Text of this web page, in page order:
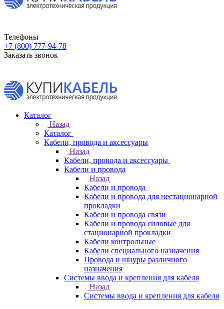
Телефоны
+7 (800) 777-94-78
Заказать звонок
Каталог
Назад
Каталог
Кабели, провода и аксессуары
Назад
Кабели, провода и аксессуары
Кабели и провода
Назад
Кабели и провода
Кабели и провода для нестационарной
прокладки
Кабели и провода связи
Кабели и провода силовые для
стационарной прокладки
Кабели контрольные
Кабели специального назначения
Провода и шнуры различного
назначения
Системы ввода и крепления для кабеля
Назад
Системы ввода и крепления для кабеля